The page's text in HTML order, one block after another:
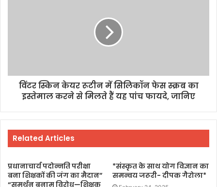
विंटर स्किन केयर रूटीन में सिलिकॉन फेस स्क्रब का
इस्तेमाल करने से मिलते हैं यह पांच फायदे, जानिए
Related Articles
प्रधानाचार्य पदोन्नति परीक्षा
बना शिक्षकों की जंग का मैदान”
“समर्थन बनाम विरोध—शिक्षक
*संस्कृत के साथ योग विज्ञान का
समन्वय जरूरी- दीपक गैरोला*